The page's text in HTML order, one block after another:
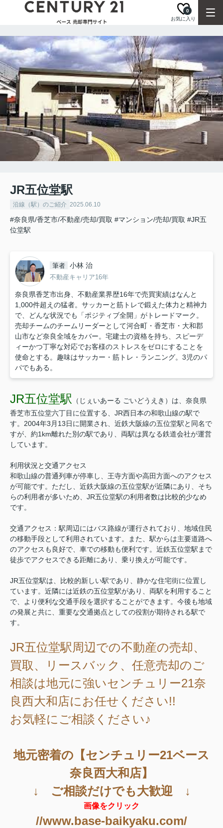
お気に入り
0
JR五位堂駅
沿線（駅）のご紹介 2025.06.10
#奈良県/香芝市/不動産/売却/買取 #マンション/売却/買取 #JR五
位堂駅
筆者 小林 治
不動産キャリア16年
奈良県香芝市出身、不動産業界歴16年で売買実績はなんと
1,000件超えの猛者。サッカーと筋トレで鍛えた体力と精神力
で、どんな状況でも「ポジティブ全開」がトレードマーク。
売却チームのチームリーダーとして河合町・香芝市・大和郡
山市など奈良全域をカバー。宅建士の資格を持ち、スピーデ
ィーかつ丁寧な対応でお客様のストレスをゼロにすることを
使命とする。趣味はサッカー・筋トレ・ランニング。3児のパ
パでもある。
JR五位堂駅
（じぇいあーる ごいどうえき）は、奈良県
香芝市五位堂六丁目に位置する、JR西日本の和歌山線の駅で
す。2004年3月13日に開業され、近鉄大阪線の五位堂駅と同名で
すが、約1km離れた別の駅であり、両駅は異なる鉄道会社が運営
しています。
利用状況と交通アクセス
和歌山線の普通列車が停車し、王寺方面や高田方面へのアクセス
が可能です。ただし、近鉄大阪線の五位堂駅が近隣にあり、そち
らの利用者が多いため、JR五位堂駅の利用者数は比較的少なめ
です。
交通アクセス：駅周辺にはバス路線が運行されており、地域住民
の移動手段として利用されています。また、駅からは主要道路へ
のアクセスも良好で、車での移動も便利です。近鉄五位堂駅まで
徒歩でアクセスできる距離にあり、乗り換えが可能です。
JR五位堂駅は、比較的新しい駅であり、静かな住宅街に位置し
ています。近隣には近鉄の五位堂駅があり、両駅を利用すること
で、より便利な交通手段を選択することができます。今後も地域
の発展と共に、重要な交通拠点としての役割が期待される駅で
す。
JR五位堂駅周辺での不動産の売却、
買取、リースバック、任意売却のご
相談は地元に強いセンチュリー21奈
良西大和店にお任せください!!
お気軽にご相談ください♪
地元密着の【センチュリー21ベース
奈良西大和店】
↓ ご相談だけでも大歓迎 ↓
画像をクリック
//www.base-baikyaku.com/